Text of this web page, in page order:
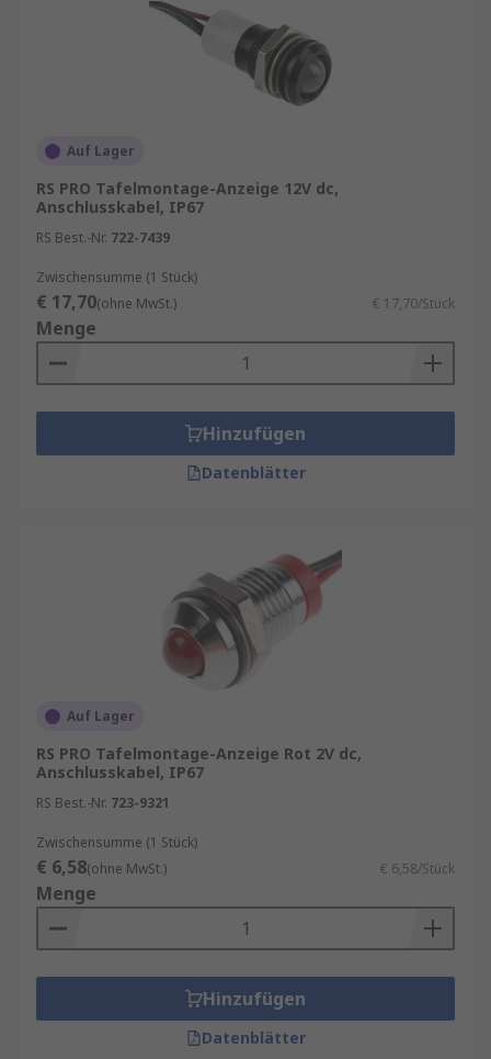
Auf Lager
RS PRO Tafelmontage-Anzeige 12V dc,
Anschlusskabel, IP67
RS Best.-Nr. 722-7439
Zwischensumme (1 Stück)
€ 17,70(ohne MwSt.) € 17,70/Stück
Menge
Hinzufügen
Datenblätter
Auf Lager
RS PRO Tafelmontage-Anzeige Rot 2V dc,
Anschlusskabel, IP67
RS Best.-Nr. 723-9321
Zwischensumme (1 Stück)
€ 6,58(ohne MwSt.) € 6,58/Stück
Menge
Hinzufügen
Datenblätter